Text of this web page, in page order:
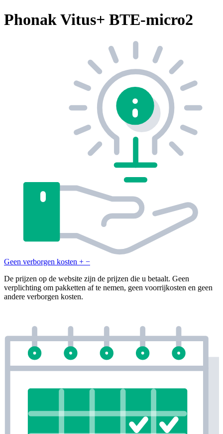
Phonak Vitus+ BTE-micro2
Geen verborgen kosten + −
De prijzen op de website zijn de prijzen die u betaalt. Geen
verplichting om pakketten af te nemen, geen voorrijkosten en geen
andere verborgen kosten.